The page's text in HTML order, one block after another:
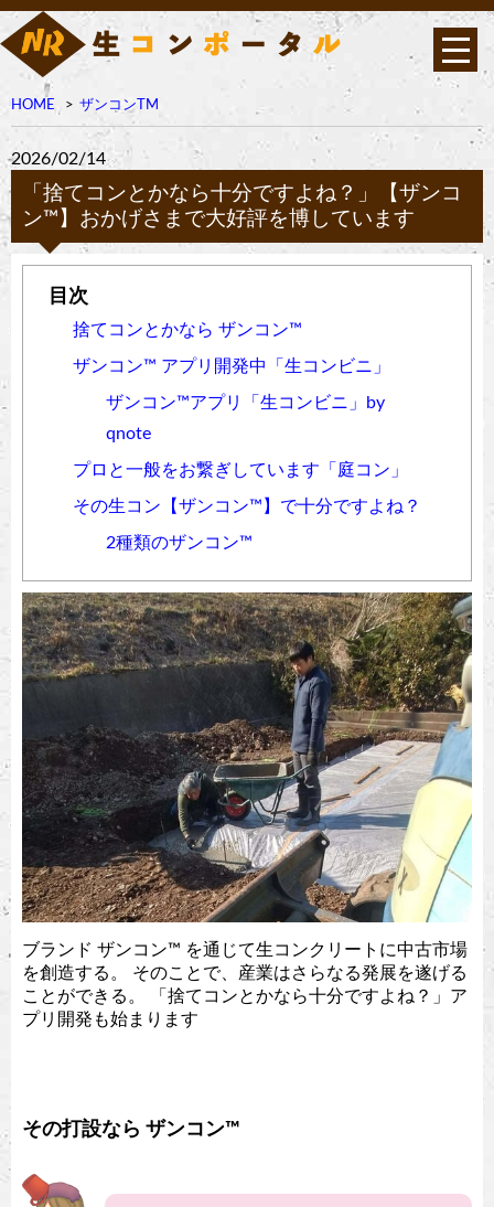
HOME ザンコンTM
2026/02/14
「捨てコンとかなら十分ですよね？」【ザンコ
ン™︎】おかげさまで大好評を博しています
捨てコンとかなら ザンコン™︎
ザンコン™︎ アプリ開発中「生コンビニ」
ザンコン™︎アプリ「生コンビニ」by
qnote
プロと一般をお繋ぎしています「庭コン」
その生コン【ザンコン™︎】で十分ですよね？
2種類のザンコン™︎
ブランド ザンコン™︎ を通じて生コンクリートに中古市場
を創造する。 そのことで、産業はさらなる発展を遂げる
ことができる。 「捨てコンとかなら十分ですよね？」ア
プリ開発も始まります
その打設なら ザンコン™︎